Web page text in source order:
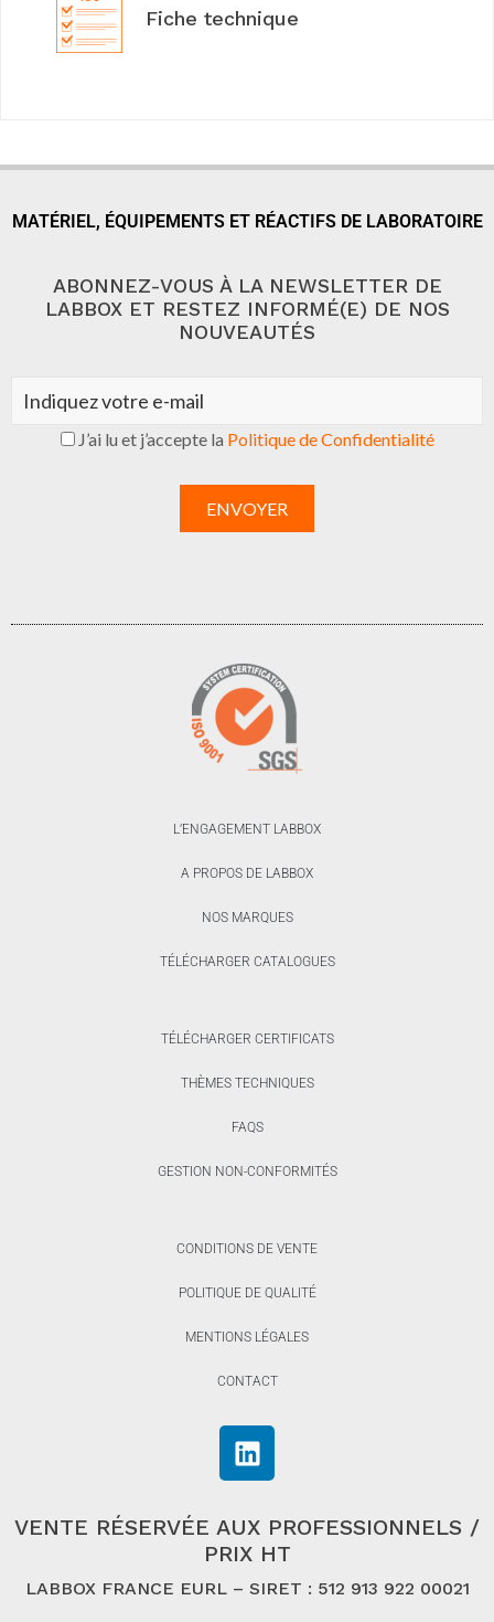
Fiche technique
MATÉRIEL, ÉQUIPEMENTS ET RÉACTIFS DE LABORATOIRE
ABONNEZ-VOUS À LA NEWSLETTER DE
LABBOX ET RESTEZ INFORMÉ(E) DE NOS
NOUVEAUTÉS
J’ai lu et j’accepte la Politique de Confidentialité
L’ENGAGEMENT LABBOX
A PROPOS DE LABBOX
NOS MARQUES
TÉLÉCHARGER CATALOGUES
TÉLÉCHARGER CERTIFICATS
THÈMES TECHNIQUES
FAQS
GESTION NON-CONFORMITÉS
CONDITIONS DE VENTE
POLITIQUE DE QUALITÉ
MENTIONS LÉGALES
CONTACT
VENTE RÉSERVÉE AUX PROFESSIONNELS /
PRIX HT
LABBOX FRANCE EURL – SIRET : 512 913 922 00021